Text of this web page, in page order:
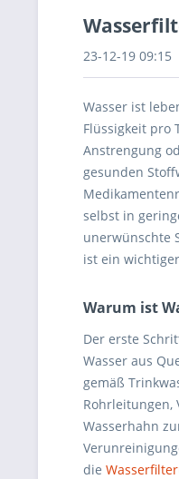
23-12-19 09:15
Wasser ist
Flüssigkeit pro
Anstrengung
gesunden
selbst in
unerwünschte
ist ein
Warum ist
Der erste
Wasser aus
gemäß
Rohrleitungen,
Wasserhahn
die